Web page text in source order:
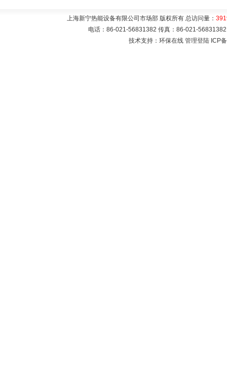
上海新宁热能设备有限公司市场部 版权所有 总访问量：
电话：86-021-56831382 传真：86-021-
技术支持：环保在线 管理登陆 ICP